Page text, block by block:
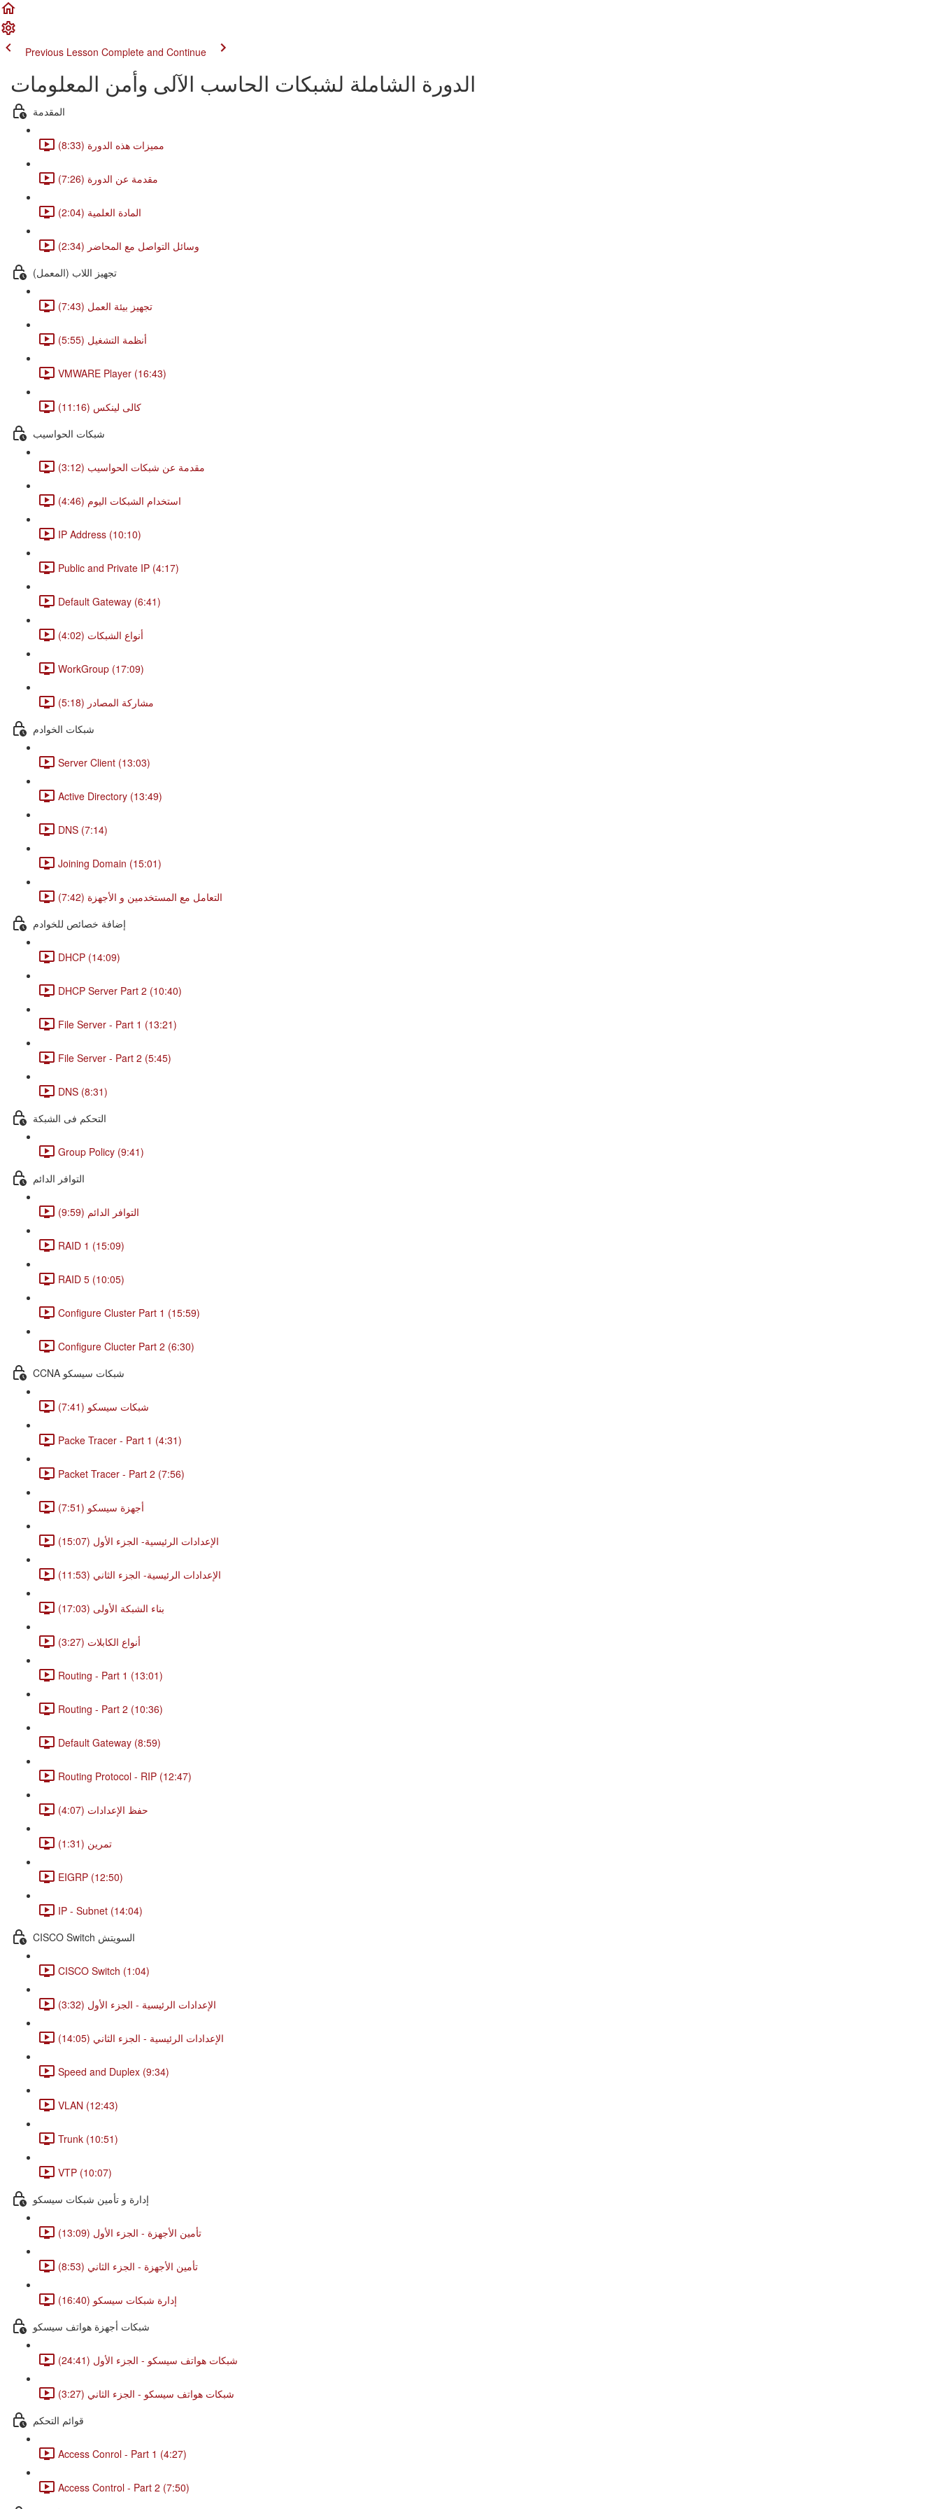
Previous Lesson Complete and Continue
الدورة الشاملة لشبكات الحاسب الآلى وأمن المعلومات
المقدمة
مميزات هذه الدورة (8:33)
مقدمة عن الدورة (7:26)
المادة العلمية (2:04)
وسائل التواصل مع المحاضر (2:34)
(تجهيز اللاب (المعمل
تجهيز بيئة العمل (7:43)
أنظمة التشغيل (5:55)
VMWARE Player (16:43)
كالى لينكس (11:16)
شبكات الحواسيب
مقدمة عن شبكات الحواسيب (3:12)
استخدام الشبكات اليوم (4:46)
IP Address (10:10)
Public and Private IP (4:17)
Default Gateway (6:41)
أنواع الشبكات (4:02)
WorkGroup (17:09)
مشاركة المصادر (5:18)
شبكات الخوادم
Server Client (13:03)
Active Directory (13:49)
DNS (7:14)
Joining Domain (15:01)
التعامل مع المستخدمين و الأجهزة (7:42)
إضافة خصائص للخوادم
DHCP (14:09)
DHCP Server Part 2 (10:40)
File Server - Part 1 (13:21)
File Server - Part 2 (5:45)
DNS (8:31)
التحكم فى الشبكة
Group Policy (9:41)
التوافر الدائم
التوافر الدائم (9:59)
RAID 1 (15:09)
RAID 5 (10:05)
Configure Cluster Part 1 (15:59)
Configure Clucter Part 2 (6:30)
CCNA شبكات سيسكو
شبكات سيسكو (7:41)
Packe Tracer - Part 1 (4:31)
Packet Tracer - Part 2 (7:56)
أجهزة سيسكو (7:51)
الإعدادات الرئيسية- الجزء الأول (15:07)
الإعدادات الرئيسية- الجزء الثاني (11:53)
بناء الشبكة الأولى (17:03)
أنواع الكابلات (3:27)
Routing - Part 1 (13:01)
Routing - Part 2 (10:36)
Default Gateway (8:59)
Routing Protocol - RIP (12:47)
حفظ الإعدادات (4:07)
تمرين (1:31)
EIGRP (12:50)
IP - Subnet (14:04)
CISCO Switch السويتش
CISCO Switch (1:04)
الإعدادات الرئيسية - الجزء الأول (3:32)
الإعدادات الرئيسية - الجزء الثاني (14:05)
Speed and Duplex (9:34)
VLAN (12:43)
Trunk (10:51)
VTP (10:07)
إدارة و تأمين شبكات سيسكو
تأمين الأجهزة - الجزء الأول (13:09)
تأمين الأجهزة - الجزء الثاني (8:53)
إدارة شبكات سيسكو (16:40)
شبكات أجهزة هواتف سيسكو
شبكات هواتف سيسكو - الجزء الأول (24:41)
شبكات هواتف سيسكو - الجزء الثاني (3:27)
قوائم التحكم
Access Conrol - Part 1 (4:27)
Access Control - Part 2 (7:50)